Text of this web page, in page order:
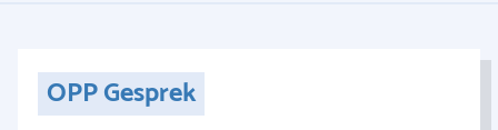
OPP Gesprek